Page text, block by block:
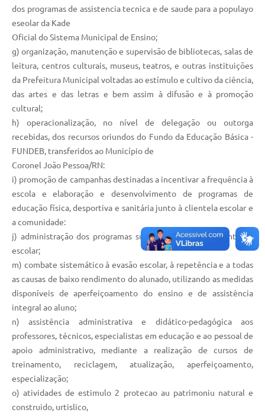
dos programas de assistencia tecnica e de saude para a populayo
eseolar da Kade
Oficial do Sistema Municipal de Ensino;
g) organização, manutenção e supervisão de bibliotecas, salas de
leitura, centros culturais, museus, teatros, e outras instituições
da Prefeitura Municipal voltadas ao estímulo e cultivo da ciência,
das artes e das letras e bem assim à difusão e à promoção
cultural;
h) operacionalização, no nível de delegação ou outorga
recebidas, dos recursos oriundos do Fundo da Educação Básica -
FUNDEB, transferidos ao Município de
Coronel João Pessoa/RN:
i) promoção de campanhas destinadas a incentivar a frequência à
escola e elaboração e desenvolvimento de programas de
educação física, desportiva e sanitária junto à clientela escolar e
a comunidade:
j) administração dos programas suplementares de alimentação
escolar;
m) combate sistemático à evasão escolar, à repetência e a todas
as causas de baixo rendimento do alunado, utilizando as medidas
disponíveis de aperfeiçoamento do ensino e de assistência
integral ao aluno;
n) assistência administrativa e didático-pedagógica aos
professores, técnicos, especialistas em educação e ao pessoal de
apoio administrativo, mediante a realização de cursos de
treinamento, reciclagem, atualização, aperfeiçoamento,
especialização;
o) atividades de estimulo 2 protecao au patrimoniu natural e
construido, urtislico,